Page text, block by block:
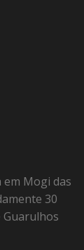
em Mogi das
30